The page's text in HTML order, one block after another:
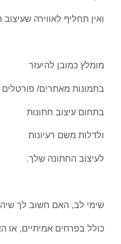
ואין תחליף לאווירה
מומלץ כמובן להיעזר
בתמונות מאתרים/ פורטלים
בתחום עיצוב חתונות
ולדלות משם רעיונות
לעיצוב החתונה שלך.
שימי לב, האם חשוב לך
כולל בפרחים אמיתיים,